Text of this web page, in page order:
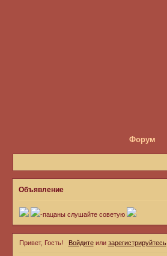
Форум
Объявление
-пацаны слушайте советую
Привет, Гость! Войдитеили зарегистрируйтесь.